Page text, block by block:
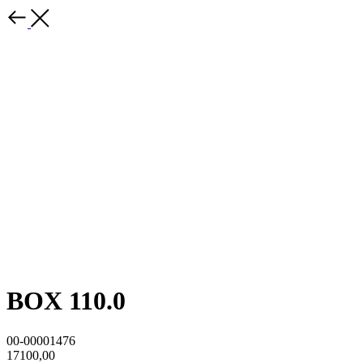
BOX 110.0
00-00001476
17100,00